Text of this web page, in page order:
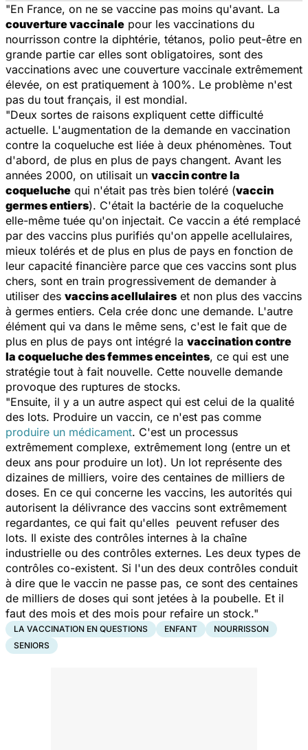
"En France, on ne se vaccine pas moins qu'avant. La
couverture vaccinale pour les vaccinations du
nourrisson contre la diphtérie, tétanos, polio peut-être en
grande partie car elles sont obligatoires, sont des
vaccinations avec une couverture vaccinale extrêmement
élevée, on est pratiquement à 100%. Le problème n'est
pas du tout français, il est mondial.
"Deux sortes de raisons expliquent cette difficulté
actuelle. L'augmentation de la demande en vaccination
contre la coqueluche est liée à deux phénomènes. Tout
d'abord, de plus en plus de pays changent. Avant les
années 2000, on utilisait un vaccin contre la
coqueluche qui n'était pas très bien toléré (vaccin
germes entiers). C'était la bactérie de la coqueluche
elle-même tuée qu'on injectait. Ce vaccin a été remplacé
par des vaccins plus purifiés qu'on appelle acellulaires,
mieux tolérés et de plus en plus de pays en fonction de
leur capacité financière parce que ces vaccins sont plus
chers, sont en train progressivement de demander à
utiliser des vaccins acellulaires et non plus des vaccins
à germes entiers. Cela crée donc une demande. L'autre
élément qui va dans le même sens, c'est le fait que de
plus en plus de pays ont intégré la vaccination contre
la coqueluche des femmes enceintes, ce qui est une
stratégie tout à fait nouvelle. Cette nouvelle demande
provoque des ruptures de stocks.
"Ensuite, il y a un autre aspect qui est celui de la qualité
des lots. Produire un vaccin, ce n'est pas comme
produire un médicament. C'est un processus
extrêmement complexe, extrêmement long (entre un et
deux ans pour produire un lot). Un lot représente des
dizaines de milliers, voire des centaines de milliers de
doses. En ce qui concerne les vaccins, les autorités qui
autorisent la délivrance des vaccins sont extrêmement
regardantes, ce qui fait qu'elles peuvent refuser des
lots. Il existe des contrôles internes à la chaîne
industrielle ou des contrôles externes. Les deux types de
contrôles co-existent. Si l'un des deux contrôles conduit
à dire que le vaccin ne passe pas, ce sont des centaines
de milliers de doses qui sont jetées à la poubelle. Et il
faut des mois et des mois pour refaire un stock."
LA VACCINATION EN QUESTIONS ENFANT
NOURRISSON
SENIORS